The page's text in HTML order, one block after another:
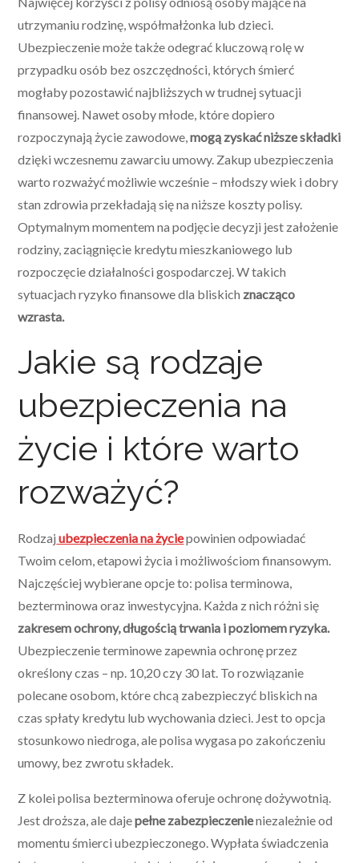
utrzymaniu rodzinę, współmałżonka lub dzieci.
Ubezpieczenie może także odegrać kluczową rolę w
przypadku osób bez oszczędności, których śmierć
mogłaby pozostawić najbliższych w trudnej sytuacji
finansowej. Nawet osoby młode, które dopiero
rozpoczynają życie zawodowe,mogą zyskać niższe składki
dzięki wczesnemu zawarciu umowy. Zakup ubezpieczenia
warto rozważyć możliwie wcześnie – młodszy wiek i dobry
stan zdrowia przekładają się na niższe koszty polisy.
Optymalnym momentem na podjęcie decyzji jest założenie
rodziny, zaciągnięcie kredytu mieszkaniowego lub
rozpoczęcie działalności gospodarczej. W takich
sytuacjach ryzyko finansowe dla bliskich znacząco
wzrasta.
Jakie są rodzaje
ubezpieczenia na
życie i które warto
rozważyć?
Rodzaj ubezpieczenia na życiepowinien odpowiadać
Twoim celom, etapowi życia i możliwościom finansowym.
Najczęściej wybierane opcje to: polisa terminowa,
bezterminowa oraz inwestycyjna. Każda z nich różni się
zakresem ochrony, długością trwania i poziomem ryzyka.
Ubezpieczenie terminowe zapewnia ochronę przez
określony czas – np. 10,20 czy 30 lat. To rozwiązanie
polecane osobom, które chcą zabezpieczyć bliskich na
czas spłaty kredytu lub wychowania dzieci. Jest to opcja
stosunkowo niedroga, ale polisa wygasa po zakończeniu
umowy, bez zwrotu składek.
Z kolei polisa bezterminowa oferuje ochronę dożywotnią.
Jest droższa, ale dajepełne zabezpieczenieniezależnie od
momentu śmierci ubezpieczonego. Wypłata świadczenia